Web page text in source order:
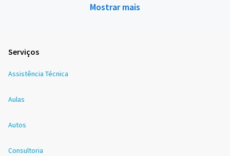
Mostrar mais
Serviços
Assistência Técnica
Aulas
Autos
Consultoria